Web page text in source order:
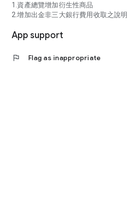
1.資產總覽增加衍生性商品
2.增加出金非三大銀行費用收取之說明
App support
flag Flag as inappropriate